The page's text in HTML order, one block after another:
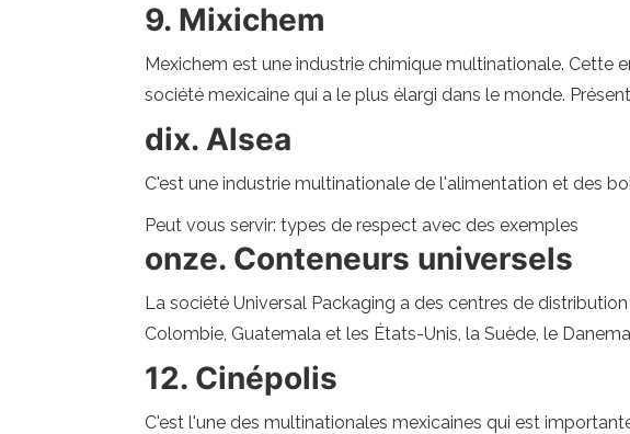
9. Mixichem
Mexichem est une industrie chimique multinationale. Cette
société mexicaine qui a le plus élargi dans le monde.
dix. Alsea
C'est une industrie multinationale de l'alimentation et des
Peut vous servir: types de respect avec des exemples
onze. Conteneurs universels
La société Universal Packaging a des centres de
Colombie, Guatemala et les États-Unis, la Suède, le
12. Cinépolis
C'est l'une des multinationales mexicaines qui est